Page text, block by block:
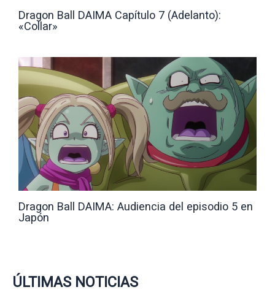
Dragon Ball DAIMA Capítulo 7 (Adelanto):
«Collar»
Dragon Ball DAIMA: Audiencia del episodio 5 en
Japón
ÚLTIMAS NOTICIAS